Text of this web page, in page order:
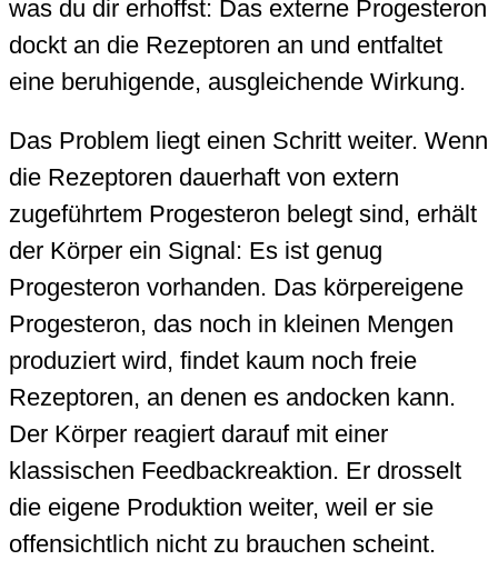
was du dir erhoffst: Das externe Progesteron
dockt an die Rezeptoren an und entfaltet
eine beruhigende, ausgleichende Wirkung.
Das Problem liegt einen Schritt weiter. Wenn
die Rezeptoren dauerhaft von extern
zugeführtem Progesteron belegt sind, erhält
der Körper ein Signal: Es ist genug
Progesteron vorhanden. Das körpereigene
Progesteron, das noch in kleinen Mengen
produziert wird, findet kaum noch freie
Rezeptoren, an denen es andocken kann.
Der Körper reagiert darauf mit einer
klassischen Feedbackreaktion. Er drosselt
die eigene Produktion weiter, weil er sie
offensichtlich nicht zu brauchen scheint.